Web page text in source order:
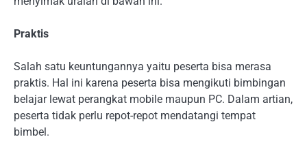
Praktis
Salah satu keuntungannya yaitu peserta bisa merasa
praktis. Hal ini karena peserta bisa mengikuti bimbingan
belajar lewat perangkat mobile maupun PC. Dalam artian,
peserta tidak perlu repot-repot mendatangi tempat
bimbel.